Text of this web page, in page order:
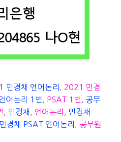
민경채 언어논리
2021 민경
어논리 1번 PSAT 1번
공무
민경채 언어논리
민경채
민경채 PSAT 언어논리
공무원